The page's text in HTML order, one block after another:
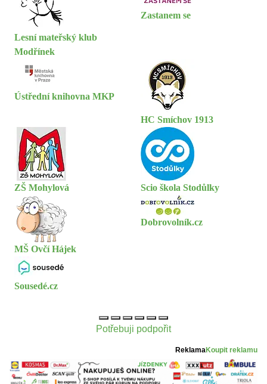
Lesní mateřský klub
Modřínek
Zastanem se
Ústřední knihovna MKP
HC Smíchov 1913
ZŠ Mohylová Scio škola Stodůlky
MŠ Ovčí Hájek
Dobrovolník.cz
Sousedé.cz
Potřebuji podpořit
ReklamaKoupit reklamu